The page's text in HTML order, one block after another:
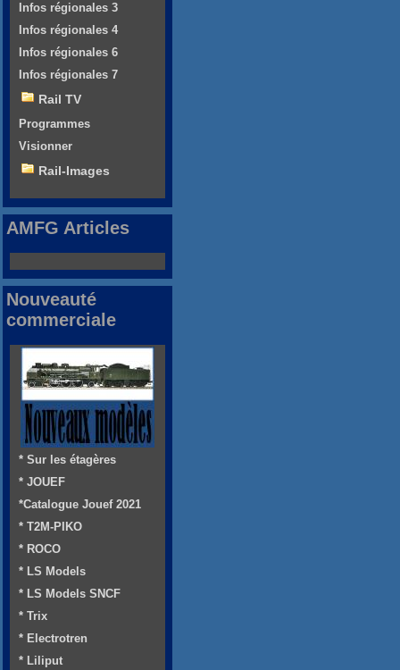
Infos régionales 3
Infos régionales 4
Infos régionales 6
Infos régionales 7
Rail TV
Programmes
Visionner
Rail-Images
AMFG Articles
Nouveauté
commerciale
* Sur les étagères
* JOUEF
*Catalogue Jouef 2021
* T2M-PIKO
* ROCO
* LS Models
* LS Models SNCF
* Trix
* Electrotren
* Liliput